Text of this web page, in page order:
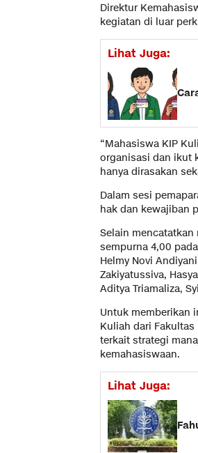
Direktur
kegiatan di luar
Lihat Juga:
“Mahasiswa KIP
organisasi dan ikut
hanya dirasakan
Dalam sesi
hak dan kewajiban
Selain mencatatkan
sempurna 4,00
Helmy Novi
Zakiyatussiva,
Aditya Triamaliza,
Untuk memberikan
Kuliah dari
terkait strategi
kemahasiswaan.
Lihat Juga: